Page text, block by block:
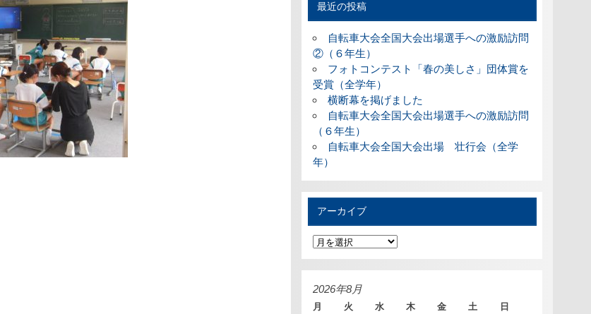
最近の投稿
自転車大会全国大会出場選手への激励訪問
②（６年生）
フォトコンテスト「春の美しさ」団体賞を
受賞（全学年）
横断幕を掲げました
自転車大会全国大会出場選手への激励訪問
（６年生）
自転車大会全国大会出場 壮行会（全学
年）
アーカイブ
ア
ー
カ
イ
2026年8月
月 火 水 木 金 土 日